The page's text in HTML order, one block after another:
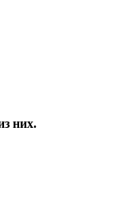
них.